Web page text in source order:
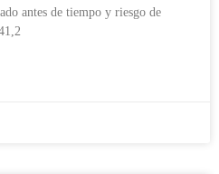
antes de tiempo y riesgo de